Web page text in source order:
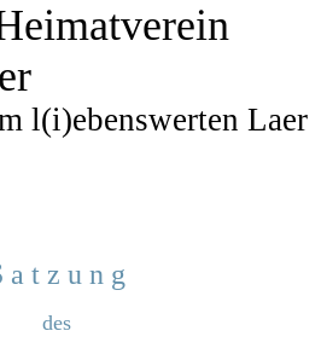
l(i)ebenswerten Laer
a t z u n g
des